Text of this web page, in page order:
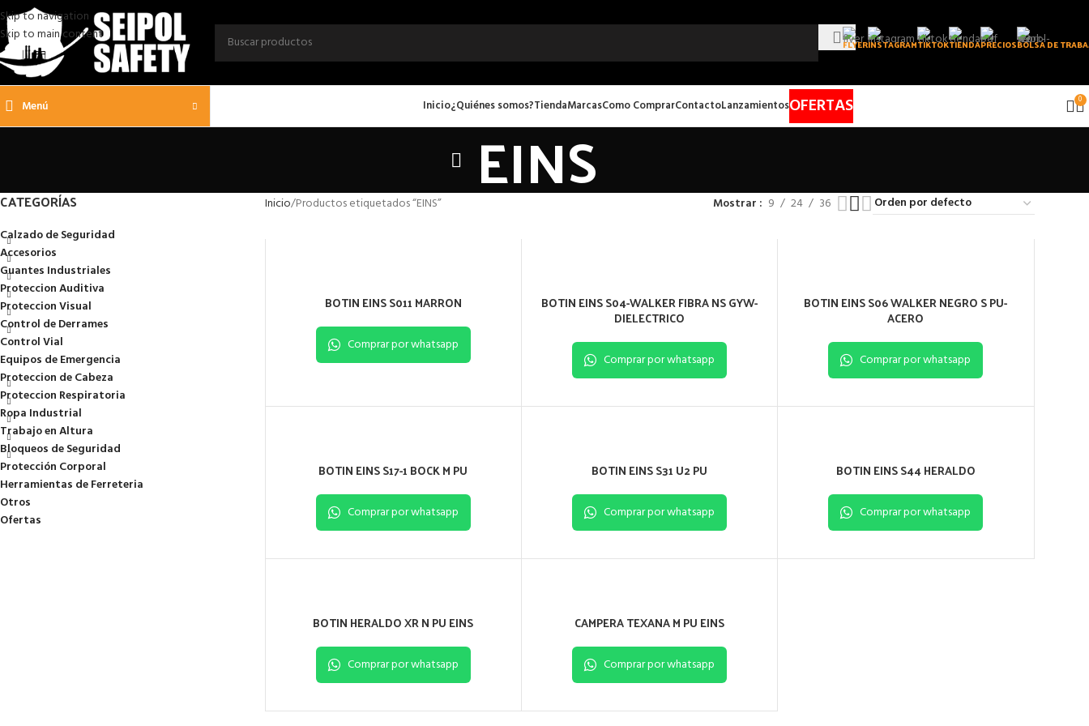
Skip to navigation
Skip to main content
FLYERINSTAGRAMTIKTOKTIENDAPRECIOSBOLSA DE
Menú Inicio¿Quiénes somos?TiendaMarcasComo ComprarContactoLanzamientosOFERTAS 0
EINS
CATEGORÍAS
Calzado de Seguridad
Accesorios
Guantes Industriales
Proteccion Auditiva
Proteccion Visual
Control de Derrames
Control Vial
Equipos de Emergencia
Proteccion de Cabeza
Proteccion Respiratoria
Ropa Industrial
Trabajo en Altura
Bloqueos de Seguridad
Protección Corporal
Herramientas de Ferreteria
Otros
Ofertas
Inicio Productos etiquetados “EINS” Mostrar 9 24 36
BOTIN EINS S011 MARRON
Comprar por whatsapp
BOTIN EINS S04-WALKER FIBRA NS GYW-
DIELECTRICO
Comprar por whatsapp
BOTIN EINS S06 WALKER NEGRO S PU-
ACERO
Comprar por whatsapp
BOTIN EINS S17-1 BOCK M PU
Comprar por whatsapp
BOTIN EINS S31 U2 PU
Comprar por whatsapp
BOTIN EINS S44 HERALDO
Comprar por whatsapp
BOTIN HERALDO XR N PU EINS
Comprar por whatsapp
CAMPERA TEXANA M PU EINS
Comprar por whatsapp